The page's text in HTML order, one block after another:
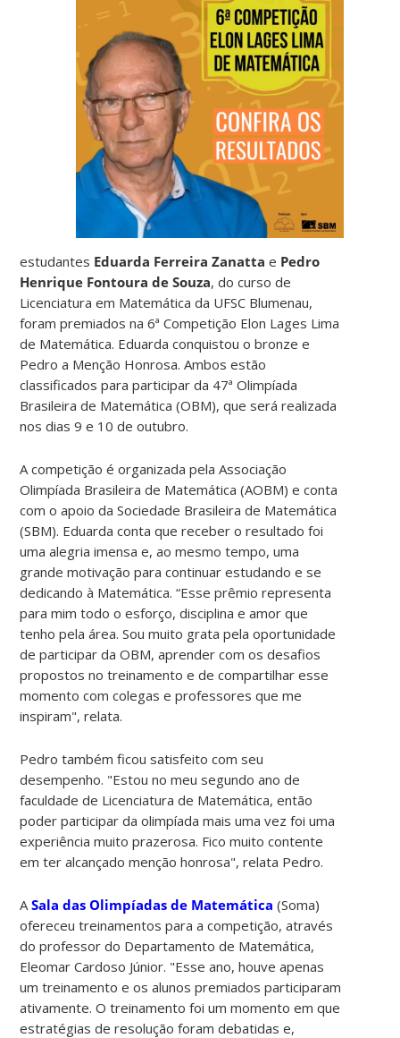
estudantes Eduarda Ferreira Zanatta e Pedro
Henrique Fontoura de Souza, do curso de
Licenciatura em Matemática da UFSC Blumenau,
foram premiados na 6ª Competição Elon Lages Lima
de Matemática. Eduarda conquistou o bronze e
Pedro a Menção Honrosa. Ambos estão
classificados para participar da 47ª Olimpíada
Brasileira de Matemática (OBM), que será realizada
nos dias 9 e 10 de outubro.
A competição é organizada pela Associação
Olimpíada Brasileira de Matemática (AOBM) e conta
com o apoio da Sociedade Brasileira de Matemática
(SBM). Eduarda conta que receber o resultado foi
uma alegria imensa e, ao mesmo tempo, uma
grande motivação para continuar estudando e se
dedicando à Matemática. “Esse prêmio representa
para mim todo o esforço, disciplina e amor que
tenho pela área. Sou muito grata pela oportunidade
de participar da OBM, aprender com os desafios
propostos no treinamento e de compartilhar esse
momento com colegas e professores que me
inspiram", relata.
Pedro também ficou satisfeito com seu
desempenho. "Estou no meu segundo ano de
faculdade de Licenciatura de Matemática, então
poder participar da olimpíada mais uma vez foi uma
experiência muito prazerosa. Fico muito contente
em ter alcançado menção honrosa", relata Pedro.
ASala das Olimpíadas de Matemática (Soma)
ofereceu treinamentos para a competição, através
do professor do Departamento de Matemática,
Eleomar Cardoso Júnior. "Esse ano, houve apenas
um treinamento e os alunos premiados participaram
ativamente. O treinamento foi um momento em que
estratégias de resolução foram debatidas e,